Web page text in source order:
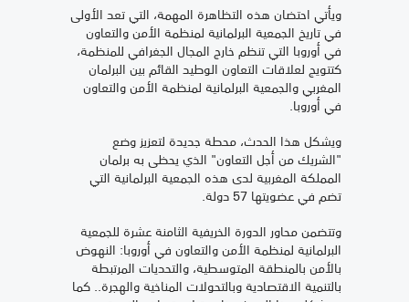
ويأتي احتضان هذه التظاهرة المهمة، التي تعد الأولى
في تاريخ الجمعية البرلمانية لمنظمة الأمن والتعاون
في أوروبا التي تنظم خارج المجال الجغرافي للمنظمة،
كتتويج لعلاقات التعاون الوطيد القائم بين البرلمان
المغربي والجمعية البرلمانية لمنظمة الأمن والتعاون
في أوروبا.
ويشكل هذا الحدث، محطة جديدة لتعزيز وضع
"الشريك من أجل التعاون" الذي يحظى به برلمان
المملكة المغربية لدى هذه الجمعية البرلمانية التي
تضم في عضويتها 57 دولة.
وتتضمن محاور الدورة الخريفية الثامنة عشرة للجمعية
البرلمانية لمنظمة الأمن والتعاون في أوروبا: النهوض
بالأمن بالمنطقة المتوسطية، والتحديات المرتبطة
بالتنمية الاقتصادية وبالتحولات المناخية والهجرة.. كما